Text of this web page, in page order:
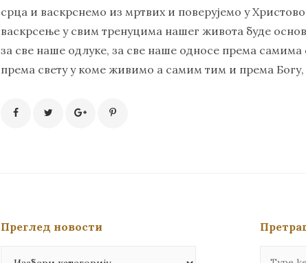
срца и васкрснемо из мртвих и поверујемо у
васкрсење у свим тренуцима нашег живота буде
за све наше одлуке, за све наше односе према
према свету у коме живимо а самим тим и према
Преглед новости